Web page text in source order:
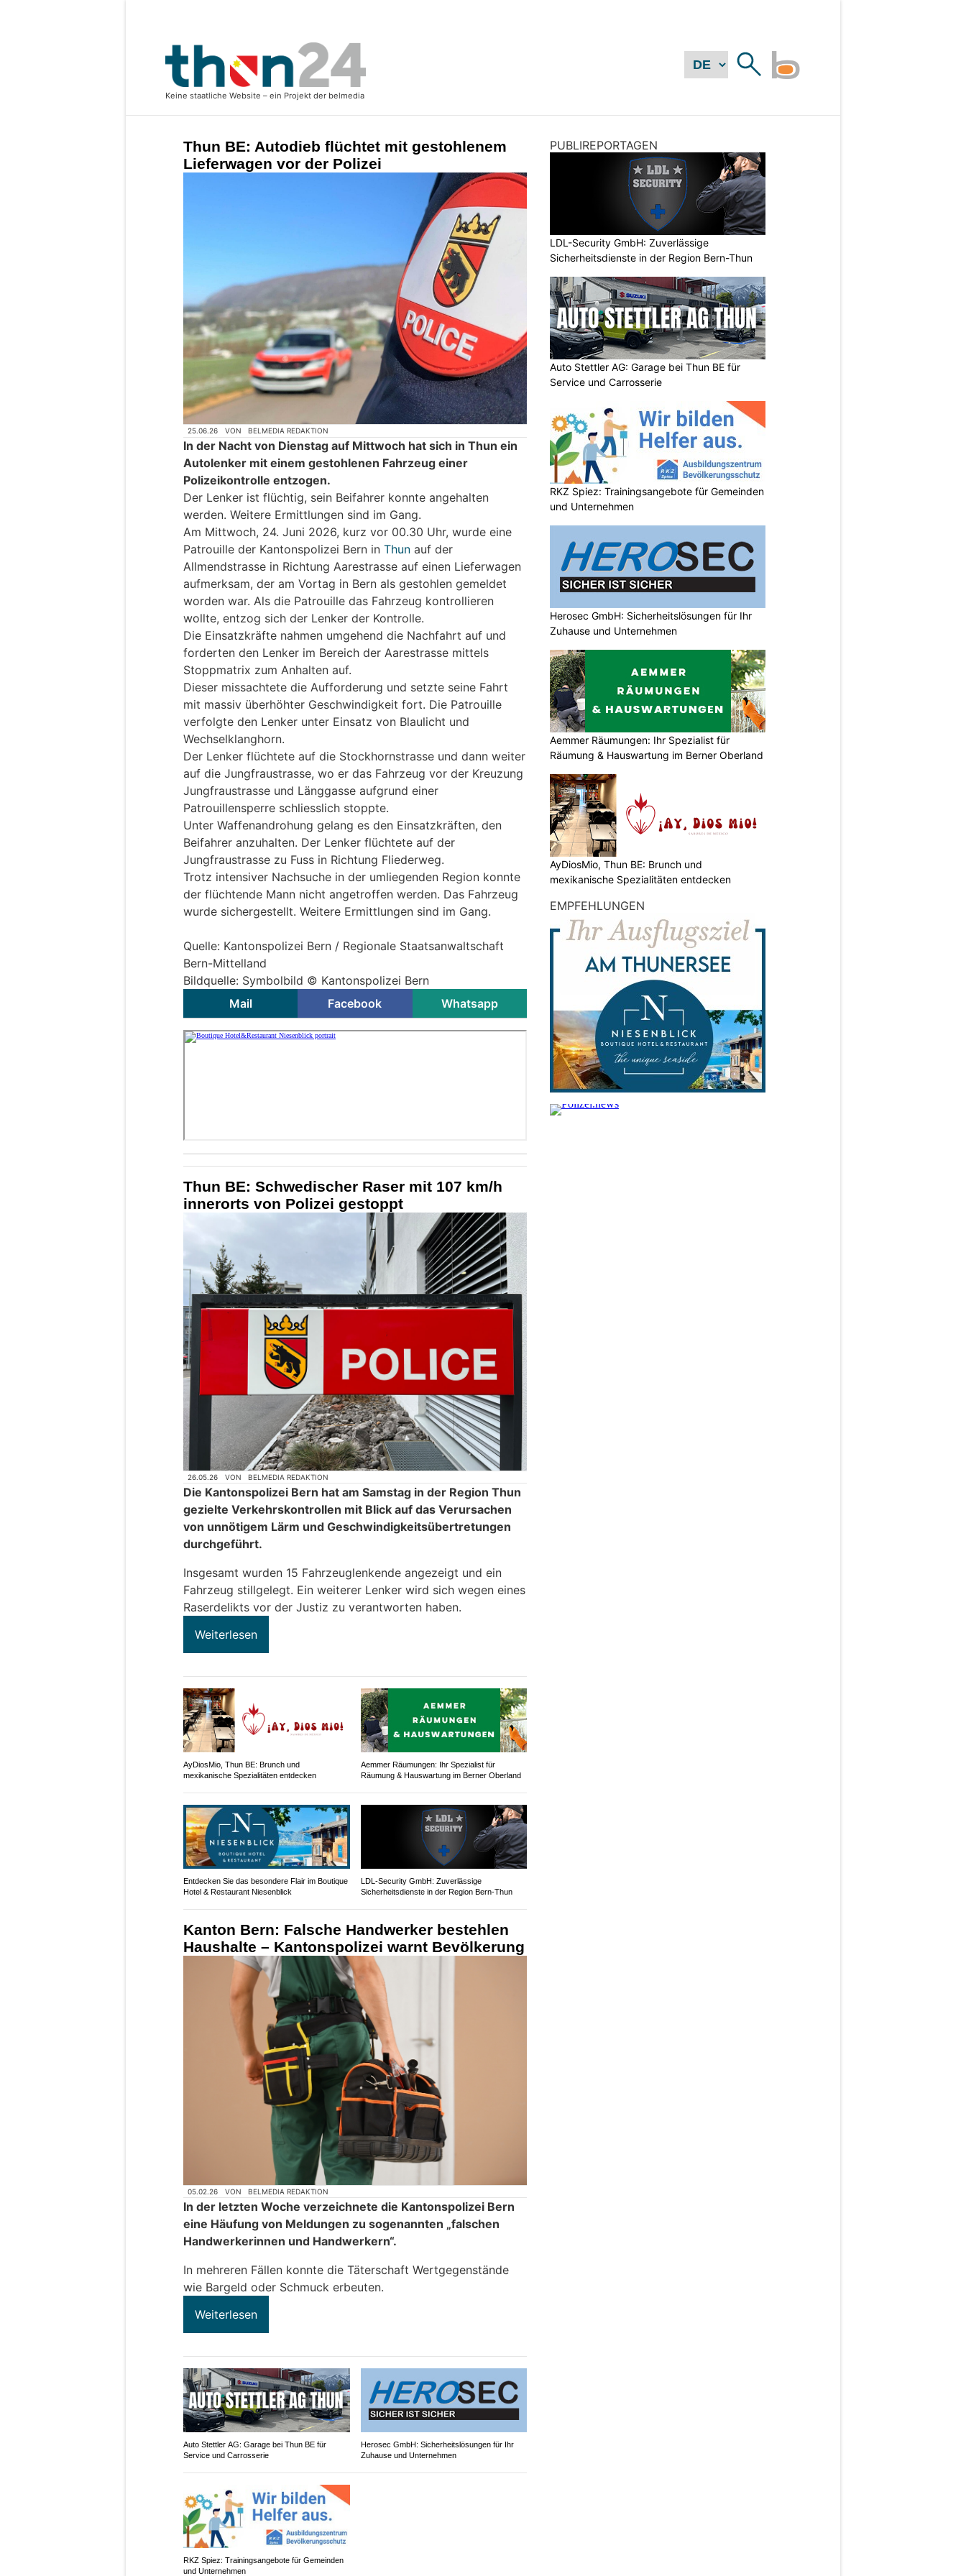
Thun BE: Autodieb flüchtet mit gestohlenem
Lieferwagen vor der Polizei
25.06.26 VON BELMEDIA REDAKTION
In der Nacht von Dienstag auf Mittwoch hat sich in Thun ein
Autolenker mit einem gestohlenen Fahrzeug einer
Polizeikontrolle entzogen.
Der Lenker ist flüchtig, sein Beifahrer konnte angehalten
werden. Weitere Ermittlungen sind im Gang.
Am Mittwoch, 24. Juni 2026, kurz vor 00.30 Uhr, wurde eine
Patrouille der Kantonspolizei Bern in Thun auf der
Allmendstrasse in Richtung Aarestrasse auf einen Lieferwagen
aufmerksam, der am Vortag in Bern als gestohlen gemeldet
worden war. Als die Patrouille das Fahrzeug kontrollieren
wollte, entzog sich der Lenker der Kontrolle.
Die Einsatzkräfte nahmen umgehend die Nachfahrt auf und
forderten den Lenker im Bereich der Aarestrasse mittels
Stoppmatrix zum Anhalten auf.
Dieser missachtete die Aufforderung und setzte seine Fahrt
mit massiv überhöhter Geschwindigkeit fort. Die Patrouille
verfolgte den Lenker unter Einsatz von Blaulicht und
Wechselklanghorn.
Der Lenker flüchtete auf die Stockhornstrasse und dann weiter
auf die Jungfraustrasse, wo er das Fahrzeug vor der Kreuzung
Jungfraustrasse und Länggasse aufgrund einer
Patrouillensperre schliesslich stoppte.
Unter Waffenandrohung gelang es den Einsatzkräften, den
Beifahrer anzuhalten. Der Lenker flüchtete auf der
Jungfraustrasse zu Fuss in Richtung Fliederweg.
Trotz intensiver Nachsuche in der umliegenden Region konnte
der flüchtende Mann nicht angetroffen werden. Das Fahrzeug
wurde sichergestellt. Weitere Ermittlungen sind im Gang.
Quelle: Kantonspolizei Bern / Regionale Staatsanwaltschaft
Bern-Mittelland
Bildquelle: Symbolbild © Kantonspolizei Bern
Mail
Facebook Whatsapp
Thun BE: Schwedischer Raser mit 107 km/h
innerorts von Polizei gestoppt
26.05.26 VON BELMEDIA REDAKTION
Die Kantonspolizei Bern hat am Samstag in der Region Thun
gezielte Verkehrskontrollen mit Blick auf das Verursachen
von unnötigem Lärm und Geschwindigkeitsübertretungen
durchgeführt.
Insgesamt wurden 15 Fahrzeuglenkende angezeigt und ein
Fahrzeug stillgelegt. Ein weiterer Lenker wird sich wegen eines
Raserdelikts vor der Justiz zu verantworten haben.
Weiterlesen
AyDiosMio, Thun BE: Brunch und
mexikanische Spezialitäten entdecken
Aemmer Räumungen: Ihr Spezialist für
Räumung & Hauswartung im Berner Oberland
Entdecken Sie das besondere Flair im Boutique
Hotel & Restaurant Niesenblick
LDL-Security GmbH: Zuverlässige
Sicherheitsdienste in der Region Bern-Thun
Kanton Bern: Falsche Handwerker bestehlen
Haushalte – Kantonspolizei warnt Bevölkerung
05.02.26 VON BELMEDIA REDAKTION
In der letzten Woche verzeichnete die Kantonspolizei Bern
eine Häufung von Meldungen zu sogenannten „falschen
Handwerkerinnen und Handwerkern“.
In mehreren Fällen konnte die Täterschaft Wertgegenstände
wie Bargeld oder Schmuck erbeuten.
Weiterlesen
Auto Stettler AG: Garage bei Thun BE für
Service und Carrosserie
Herosec GmbH: Sicherheitslösungen für Ihr
Zuhause und Unternehmen
RKZ Spiez: Trainingsangebote für Gemeinden
und Unternehmen
PUBLIREPORTAGEN
LDL-Security GmbH: Zuverlässige
Sicherheitsdienste in der Region Bern-Thun
Auto Stettler AG: Garage bei Thun BE für
Service und Carrosserie
RKZ Spiez: Trainingsangebote für Gemeinden
und Unternehmen
Herosec GmbH: Sicherheitslösungen für Ihr
Zuhause und Unternehmen
Aemmer Räumungen: Ihr Spezialist für
Räumung & Hauswartung im Berner Oberland
AyDiosMio, Thun BE: Brunch und
mexikanische Spezialitäten entdecken
EMPFEHLUNGEN